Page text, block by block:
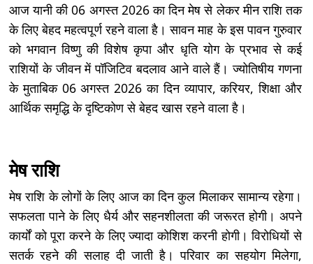
आज यानी की 06 अगस्त 2026 का दिन मेष से लेकर मीन राशि तक
के लिए बेहद महत्वपूर्ण रहने वाला है। सावन माह के इस पावन गुरुवार
को भगवान विष्णु की विशेष कृपा और धृति योग के प्रभाव से कई
राशियों के जीवन में पॉजिटिव बदलाव आने वाले हैं। ज्योतिषीय गणना
के मुताबिक 06 अगस्त 2026 का दिन व्यापार, करियर, शिक्षा और
आर्थिक समृद्धि के दृष्टिकोण से बेहद खास रहने वाला है।
मेष राशि
मेष राशि के लोगों के लिए आज का दिन कुल मिलाकर सामान्य रहेगा।
सफलता पाने के लिए धैर्य और सहनशीलता की जरूरत होगी। अपने
कार्यों को पूरा करने के लिए ज्यादा कोशिश करनी होगी। विरोधियों से
सतर्क रहने की सलाह दी जाती है। परिवार का सहयोग मिलेगा,